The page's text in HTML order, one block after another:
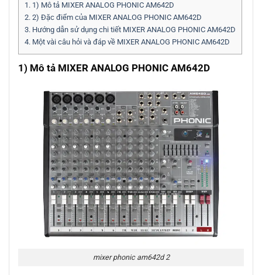
1. 1) Mô tả MIXER ANALOG PHONIC AM642D
2. 2) Đặc điểm của MIXER ANALOG PHONIC AM642D
3. Hướng dẫn sử dụng chi tiết MIXER ANALOG PHONIC AM642D
4. Một vài câu hỏi và đáp về MIXER ANALOG PHONIC AM642D
1) Mô tả MIXER ANALOG PHONIC AM642D
mixer phonic am642d 2